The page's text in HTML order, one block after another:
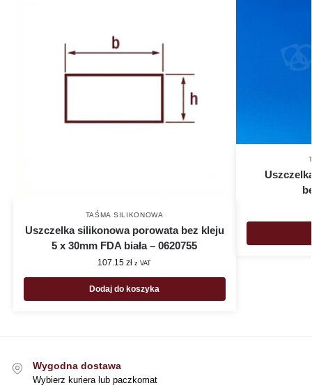
TAŚMA SILIKONOWA
Uszczelka silikonowa porowata bez kleju
5 x 30mm FDA biała – 0620755
107.15zł z VAT
Dodaj do koszyka
Wygodna dostawa
Wybierz kuriera lub paczkomat